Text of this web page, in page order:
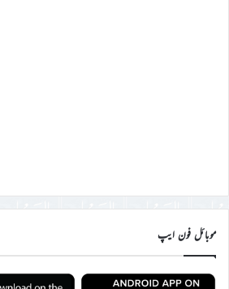
موبائل فون ایپ